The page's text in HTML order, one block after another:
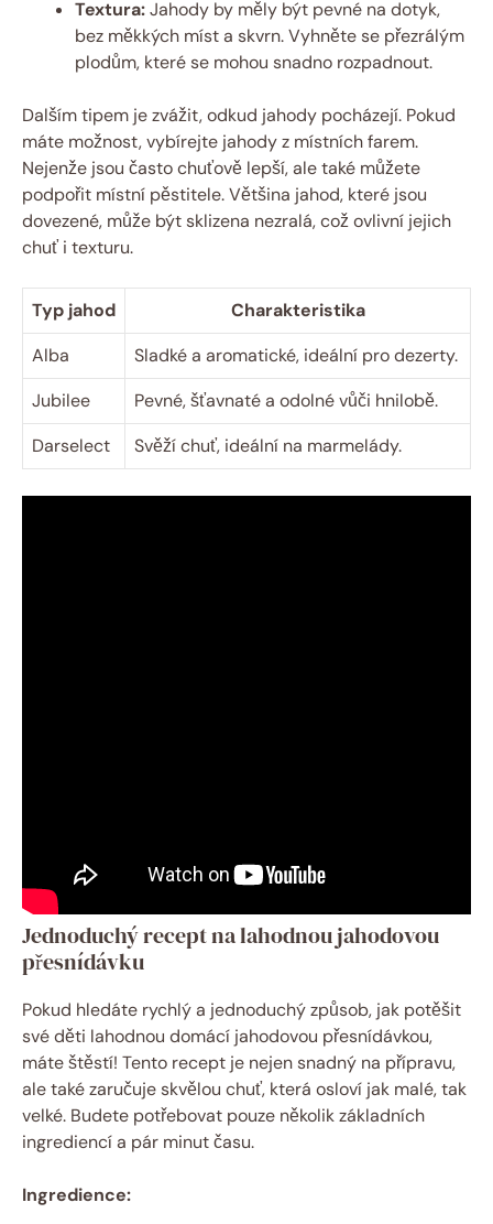
Textura:Jahody by měly být pevné na dotyk,
bez měkkých míst a skvrn. Vyhněte se přezrálým
plodům, které se mohou snadno rozpadnout.
Dalším tipem je zvážit, odkud jahody pocházejí. Pokud
máte možnost, vybírejte jahody z místních farem.
Nejenže jsou často chuťově lepší, ale také můžete
podpořit místní pěstitele. Většina jahod, které jsou
dovezené, může být sklizena nezralá, což ovlivní jejich
chuť i texturu.
Typ jahod
Charakteristika
Alba
Sladké a aromatické, ideální pro dezerty.
Jubilee
Pevné, šťavnaté a odolné vůči hnilobě.
Darselect
Svěží chuť, ideální na marmelády.
Jednoduchý recept na lahodnou jahodovou
přesnídávku
Pokud hledáte rychlý a jednoduchý způsob, jak potěšit
své děti lahodnou domácí jahodovou přesnídávkou,
máte štěstí! Tento recept je nejen snadný na přípravu,
ale také zaručuje skvělou chuť, která osloví jak malé, tak
velké. Budete potřebovat pouze několik základních
ingrediencí a pár minut času.
Ingredience: